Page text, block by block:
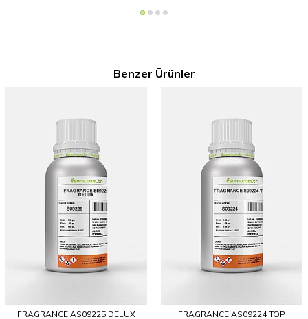
Benzer Ürünler
FRAGRANCE AS09225 DELUX FRAGRANCE AS09224 TOP